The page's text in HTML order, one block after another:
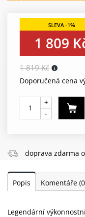
1 809
1 819 Kč
Doporučená cena
+
-
doprava zdarma
Popis Komentáře
Legendární